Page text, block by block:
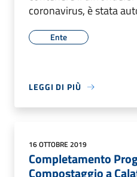
coronavirus, è stata
Ente
LEGGI DI PIÙ
16 OTTOBRE 2019
Completamento
Compostaggio a